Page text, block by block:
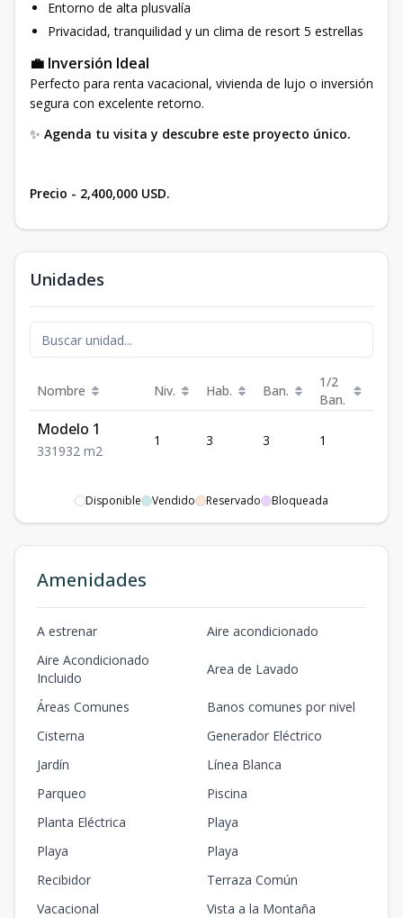
Entorno de alta plusvalía
Privacidad, tranquilidad y un clima de resort 5 estrellas
💼 Inversión Ideal
Perfecto para renta vacacional, vivienda de lujo o inversión
segura con excelente retorno.
✨ Agenda tu visita y descubre este proyecto único.
Precio - 2,400,000 USD.
Unidades
Nombre Niv. Hab. Ban.
1/2
Ban.
Modelo 1
331 932 m2
1 3 3 1
Disponible Vendido Reservado Bloqueada
Amenidades
A estrenar
Aire acondicionado
Aire Acondicionado
Incluido
Area de Lavado
Áreas Comunes
Banos comunes por nivel
Cisterna
Generador Eléctrico
Jardín
Línea Blanca
Parqueo
Piscina
Planta Eléctrica
Playa
Playa
Playa
Recibidor
Terraza Común
Vacacional
Vista a la Montaña